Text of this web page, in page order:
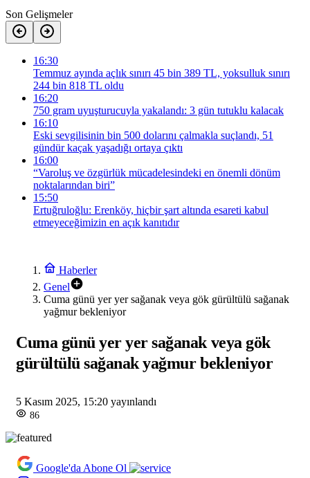
Son Gelişmeler
16:30
Temmuz ayında açlık sınırı 45 bin 389 TL, yoksulluk sınırı
244 bin 818 TL oldu
16:20
750 gram uyuşturucuyla yakalandı: 3 gün tutuklu kalacak
16:10
Eski sevgilisinin bin 500 dolarını çalmakla suçlandı, 51
gündür kaçak yaşadığı ortaya çıktı
16:00
“Varoluş ve özgürlük mücadelesindeki en önemli dönüm
noktalarından biri”
15:50
Ertuğruloğlu: Erenköy, hiçbir şart altında esareti kabul
etmeyeceğimizin en açık kanıtıdır
Haberler
Genel
Cuma günü yer yer sağanak veya gök gürültülü sağanak
yağmur bekleniyor
Cuma günü yer yer sağanak veya gök
gürültülü sağanak yağmur bekleniyor
5 Kasım 2025, 15:20 yayınlandı
86
Google'da Abone Ol